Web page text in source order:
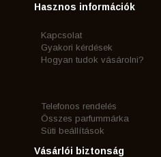
Hasznos információk
Kapcsolat
Gyakori kérdések
Hogyan tudok vásárolni?
Telefonos rendelés
Összes parfummárka
Süti beállítások
Vásárlói biztonság